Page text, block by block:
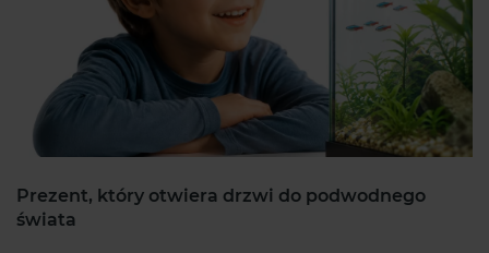
Prezent, który otwiera drzwi do podwodnego
świata